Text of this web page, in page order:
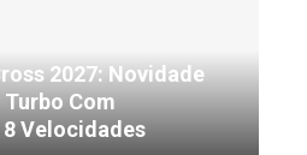
2027: Novidade
Com
8 Velocidades